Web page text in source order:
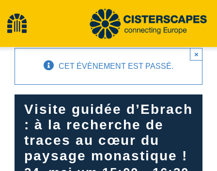
contenu
Toggle
Navigation
Cisterscapes
Sites du patrimoine culturel
Randonnée
Actualités
CET ÉVÈNEMENT EST PASSÉ.
×
Visite guidée d’Ebrach
: à la recherche de
traces au cœur du
paysage monastique !